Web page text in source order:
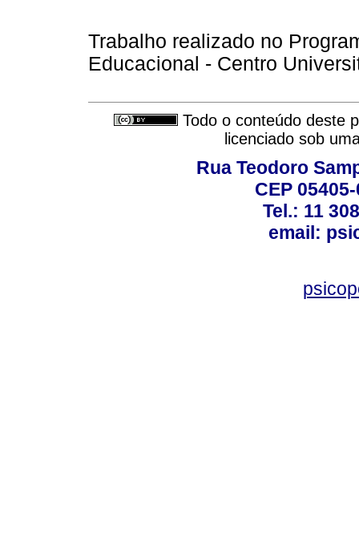
Trabalho realizado no
Educacional - Centro
Todo o conteúdo deste
licenciado sob
Rua Teodoro
CEP
Tel.: 11
email: